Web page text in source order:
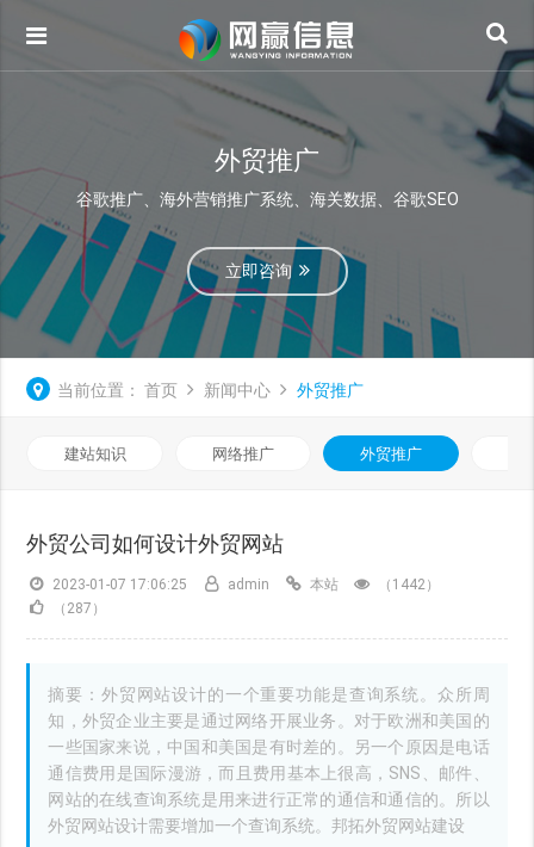
外贸推广
谷歌推广、海外营销推广系统、海关数据、谷歌SEO
立即咨询
当前位置： 首页 新闻中心 外贸推广
建站知识 网络推广 外贸推广
外贸公司如何设计外贸网站
2023-01-07 17:06:25 admin 本站
（1442）
（287）
摘要：外贸网站设计的一个重要功能是查询系统。众所周
知，外贸企业主要是通过网络开展业务。对于欧洲和美国的
一些国家来说，中国和美国是有时差的。另一个原因是电话
通信费用是国际漫游，而且费用基本上很高，SNS、邮件、
网站的在线查询系统是用来进行正常的通信和通信的。所以
外贸网站设计需要增加一个查询系统。邦拓外贸网站建设